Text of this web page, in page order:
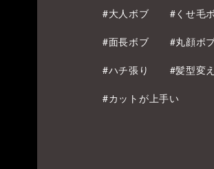
#大人ボブ #くせ毛
#面長ボブ #丸顔ボ
#ハチ張り #髪型変
#カットが上手い